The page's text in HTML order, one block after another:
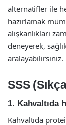
alternatifler ile
hazırlamak
alışkanlıkları
deneyerek,
aralayabilirsiniz.
SSS
1. Kahvaltıda
Kahvaltıda